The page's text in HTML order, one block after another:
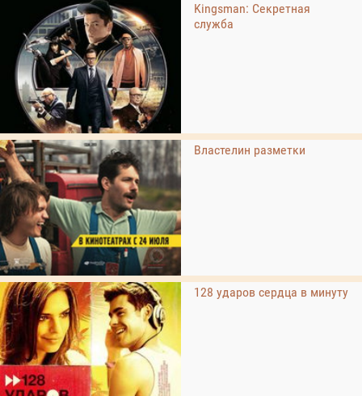
Kingsman: Секретная
служба
Властелин разметки
128 ударов сердца в минуту